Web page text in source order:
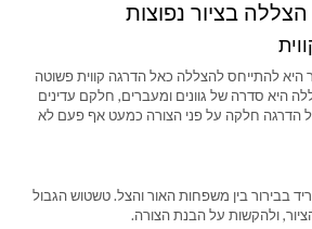
בציור נפוצות
היא להתייחס להצללה כאל הדרגה קווית פשוטה
היא סדרה של גוונים ומעברים, חלקם עדינים
הדרגה חלקה על פני הצורה כמעט אף פעם לא
בבירור בין משפחות האור והצל. טשטוש הגבול
ולהקשות על הבנת הצורה.